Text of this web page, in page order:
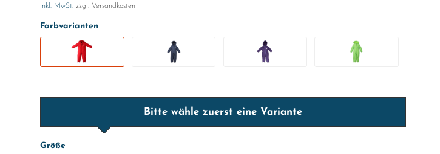
inkl. MwSt. zzgl. Versandkosten
Farbvarianten
Bitte wähle zuerst eine Variante
Größe